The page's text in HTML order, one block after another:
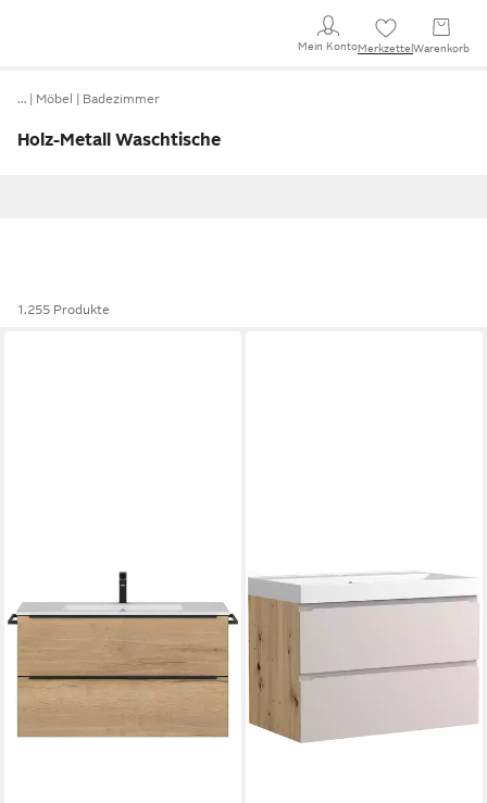
Mein KontoMerkzettel Warenkorb
… Möbel Badezimmer
Holz-Metall Waschtische
1.255 Produkte